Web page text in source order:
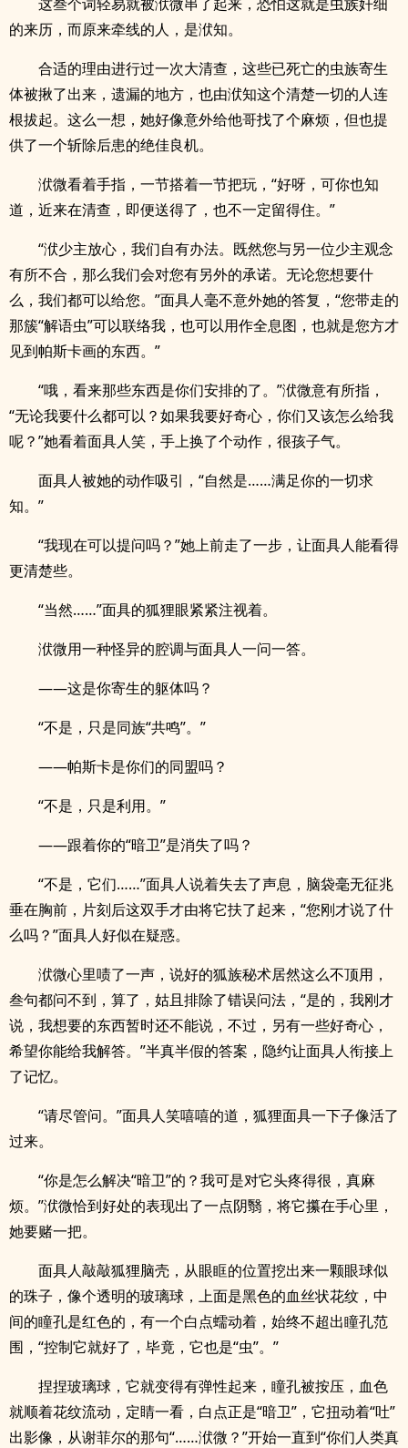
的来历，而原来牵线的人，是洑知。
合适的理由进行过一次大清查，这些已死亡的虫族寄生
体被揪了出来，遗漏的地方，也由洑知这个清楚一切的人连
根拔起。这么一想，她好像意外给他哥找了个麻烦，但也提
供了一个斩除后患的绝佳良机。
洑微看着手指，一节搭着一节把玩，“好呀，可你也知
道，近来在清查，即便送得了，也不一定留得住。”
“洑少主放心，我们自有办法。既然您与另一位少主观念
有所不合，那么我们会对您有另外的承诺。无论您想要什
么，我们都可以给您。”面具人毫不意外她的答复，“您带走的
那簇“解语虫”可以联络我，也可以用作全息图，也就是您方才
见到帕斯卡画的东西。”
“哦，看来那些东西是你们安排的了。”洑微意有所指，
“无论我要什么都可以？如果我要好奇心，你们又该怎么给我
呢？”她看着面具人笑，手上换了个动作，很孩子气。
面具人被她的动作吸引，“自然是……满足你的一切求
知。”
“我现在可以提问吗？”她上前走了一步，让面具人能看得
更清楚些。
“当然……”面具的狐狸眼紧紧注视着。
洑微用一种怪异的腔调与面具人一问一答。
——这是你寄生的躯体吗？
“不是，只是同族“共鸣”。”
——帕斯卡是你们的同盟吗？
“不是，只是利用。”
——跟着你的“暗卫”是消失了吗？
“不是，它们……”面具人说着失去了声息，脑袋毫无征兆
垂在胸前，片刻后这双手才由将它扶了起来，“您刚才说了什
么吗？”面具人好似在疑惑。
洑微心里啧了一声，说好的狐族秘术居然这么不顶用，
叁句都问不到，算了，姑且排除了错误问法，“是的，我刚才
说，我想要的东西暂时还不能说，不过，另有一些好奇心，
希望你能给我解答。”半真半假的答案，隐约让面具人衔接上
了记忆。
“请尽管问。”面具人笑嘻嘻的道，狐狸面具一下子像活了
过来。
“你是怎么解决“暗卫”的？我可是对它头疼得很，真麻
烦。”洑微恰到好处的表现出了一点阴翳，将它攥在手心里，
她要赌一把。
面具人敲敲狐狸脑壳，从眼眶的位置挖出来一颗眼球似
的珠子，像个透明的玻璃球，上面是黑色的血丝状花纹，中
间的瞳孔是红色的，有一个白点蠕动着，始终不超出瞳孔范
围，“控制它就好了，毕竟，它也是“虫”。”
捏捏玻璃球，它就变得有弹性起来，瞳孔被按压，血色
就顺着花纹流动，定睛一看，白点正是“暗卫”，它扭动着“吐”
出影像，从谢菲尔的那句“……洑微？”开始一直到“你们人类真